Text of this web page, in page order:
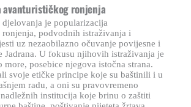
avanturističkog ronjenja
je popularizacija
podvodnih istraživanja i
uz nezaobilazno očuvanje povijesne i
Jadrana. U fokusu njihovih istraživanja je
more, posebice njegova istočna strana.
svoje etičke principe koje su baštinili i u
radu, a oni su pravovremeno
institucija koje brinu o zaštiti